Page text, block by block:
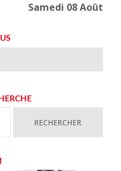
Samedi 08 Août